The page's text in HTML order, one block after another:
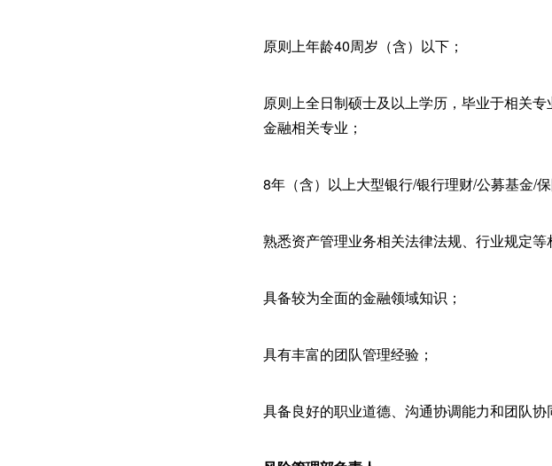
原则上年龄40周岁（含）以下；
原则上全日制硕士及以上学历，毕业于相关
金融相关专业；
8年（含）以上大型银行/银行理财/公募基金/
熟悉资产管理业务相关法律法规、行业规定等
具备较为全面的金融领域知识；
具有丰富的团队管理经验；
具备良好的职业道德、沟通协调能力和团队协